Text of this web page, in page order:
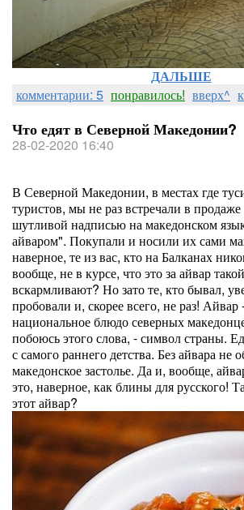
ДАЛЬШЕ
комментарии: 5 понравилось! вверх^
Что едят в Северной Македонии?
28-02-2020 16:40
В Северной Македонии, в местах где
туристов, мы не раз встречали в
шутливой надписью на македонском
айваром". Покупали и носили их сами
наверное, те из вас, кто на Балканах
вообще, не в курсе, что это за айвар
вскармливают? Но зато те, кто бывал,
пробовали и, скорее всего, не раз! Айвар
национальное блюдо северных
побоюсь этого слова, - символ страны.
с самого раннего детства. Без айвара не
македонское застолье. Да и, вообще,
это, наверное, как блины для русского!
этот айвар?